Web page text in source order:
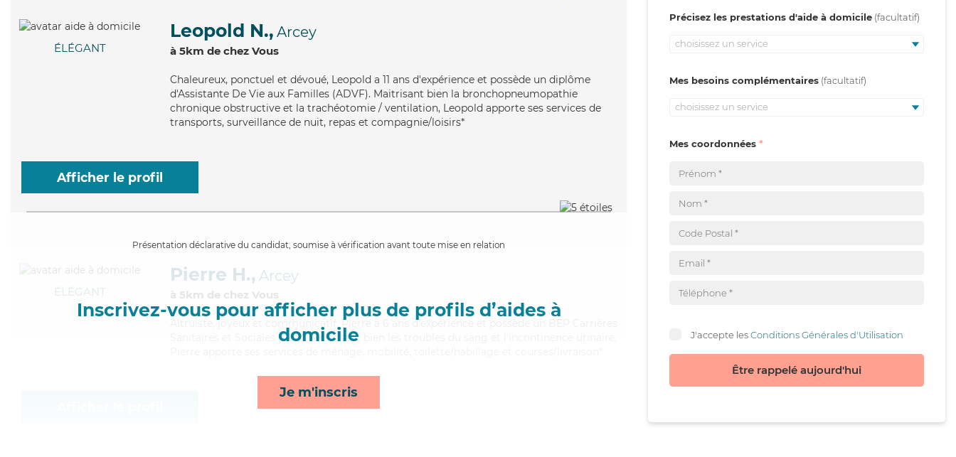
ÉLÉGANT
Leopold N., Arcey
à 5km de chez Vous
Chaleureux, ponctuel et dévoué, Leopold a 11 ans d'expérience et possède un diplôme
d'Assistante De Vie aux Familles (ADVF). Maitrisant bien la bronchopneumopathie
chronique obstructive et la trachéotomie / ventilation, Leopold apporte ses services de
transports, surveillance de nuit, repas et compagnie/loisirs*
Afficher le profil
Présentation déclarative du candidat, soumise à vérification avant toute mise en relation
Inscrivez-vous pour afficher plus de profils d’aides à
domicile
Je m'inscris
ÉLÉGANT
Pierre H., Arcey
à 5km de chez Vous
, joyeux et communicatif, Pierre a 6 ans d'expérience et possède un BEP Carrières
Sanitaires et Sociales (CSS). Maitrisant bien les troubles du sang et l'incontinence urinaire,
Précisez les prestations d'aide à domicile
choisissez un service
Mes besoins complémentaires
choisissez un service
Mes coordonnées
J'accepte lesConditions Générales d'Utilisation
Être rappelé aujourd'hui